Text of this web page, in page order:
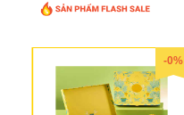
-0%